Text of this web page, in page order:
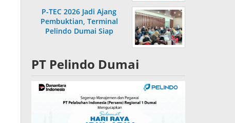
P-TEC 2026 Jadi Ajang
Pembuktian, Terminal
Pelindo Dumai Siap
PT Pelindo Dumai